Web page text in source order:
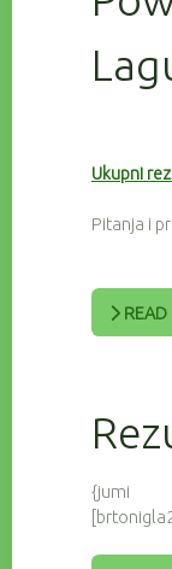
Ukupni
Pitanja i
{jumi